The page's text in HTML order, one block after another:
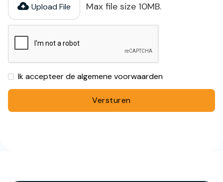
Upload File
Max file size 10MB.
Ik accepteer de algemene voorwaarden